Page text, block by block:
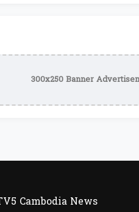
300x250 Banner
Cambodia News